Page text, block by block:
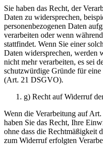
Sie haben das Recht, der
Daten zu widersprechen,
personenbezogenen Daten
verarbeiten oder wenn
stattfindet. Wenn Sie einer
Daten widersprechen, werden
nicht mehr verarbeiten, es sei
schutzwürdige Gründe für
(Art. 21 DSGVO).
g) Recht auf Widerruf
Wenn die Verarbeitung auf
haben Sie das Recht, Ihre
ohne dass die Rechtmäßigkeit
zum Widerruf erfolgten